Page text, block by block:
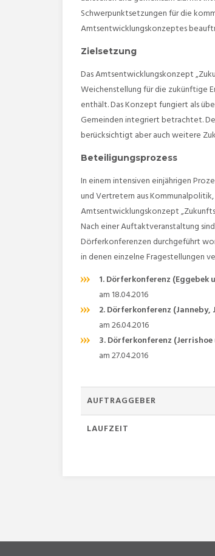
Schwerpunktsetzungen für die
Amtsentwicklungskonzeptes
Zielsetzung
Das Amtsentwicklungskonzept
Weichenstellung für die zukünftige
enthält. Das Konzept fungiert als
Gemeinden integriert betrachtet.
berücksichtigt aber auch weitere
Beteiligungsprozess
In einem intensiven einjährigen
und Vertretern aus
Amtsentwicklungskonzept
Nach einer Auftaktveranstaltung
Dörferkonferenzen durchgeführt
in denen einzelne Fragestellungen
1. Dörferkonferenz
am 18.04.2016
2. Dörferkonferenz
am 26.04.2016
3. Dörferkonferenz
am 27.04.2016
AUFTRAGGEBER
LAUFZEIT